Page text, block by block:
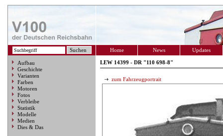
Home News Updates
Aufbau
Geschichte
Varianten
Farben
Motoren
Fotos
Verbleibe
Statistik
Modelle
Medien
Dies & Das
LEW 14399 - DR "110 698-8"
zum Fahrzeugportrait